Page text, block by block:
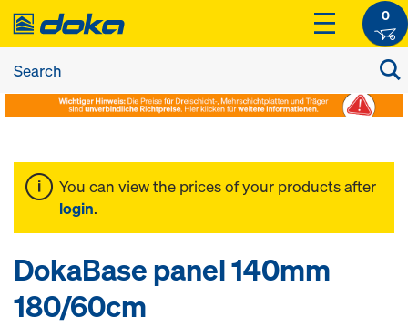
0
You can view the prices of your products after
login.
DokaBase panel 140mm
180/60cm